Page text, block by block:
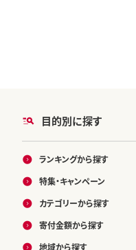
目的別に探す
ランキングから探す
特集・キャンペーン
カテゴリーから探す
寄付金額から探す
地域から探す